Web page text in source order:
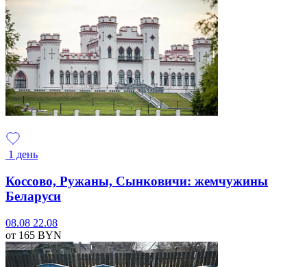
1 день
Коссово, Ружаны, Сынковичи: жемчужины
Беларуси
08.08 22.08
от 165 BYN